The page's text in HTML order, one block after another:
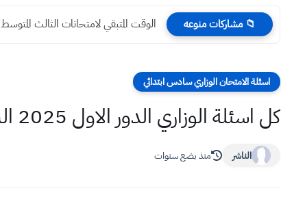
📁 مشاركات منوعه الوقت المتبقي لامتحانات الثالث المتوسط 2023 الوزارية الدور الثاني بالايام...
اسئلة الامتحان الوزاري سادس ابتدائي
كل اسئلة الوزاري الدور الاول 2025 السادس الابتدائي جميع المواد
الناشر منذ بضع سنوات